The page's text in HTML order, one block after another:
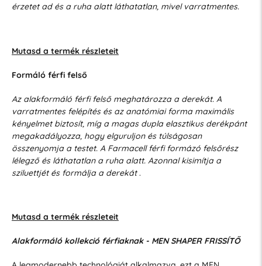
érzetet ad és a ruha alatt láthatatlan, mivel varratmentes.
Mutasd a termék részleteit
Formáló férfi felső
Az alakformáló férfi felső meghatározza a derekát. A
varratmentes felépítés és az anatómiai forma maximális
kényelmet biztosít, míg a magas dupla elasztikus derékpánt
megakadályozza, hogy elguruljon és túlságosan
összenyomja a testet. A Farmacell férfi formázó felsőrész
lélegző és láthatatlan a ruha alatt. Azonnal kisimítja a
sziluettjét és formálja a derekát.
Mutasd a termék részleteit
Alakformáló kollekció férfiaknak - MEN SHAPER FRISSÍTŐ